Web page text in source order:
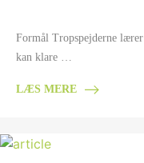
Formål Tropspejderne
kan klare …
LÆS MERE